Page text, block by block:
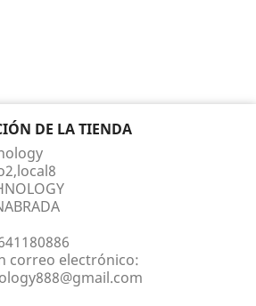
DE LA TIENDA
correo electrónico: